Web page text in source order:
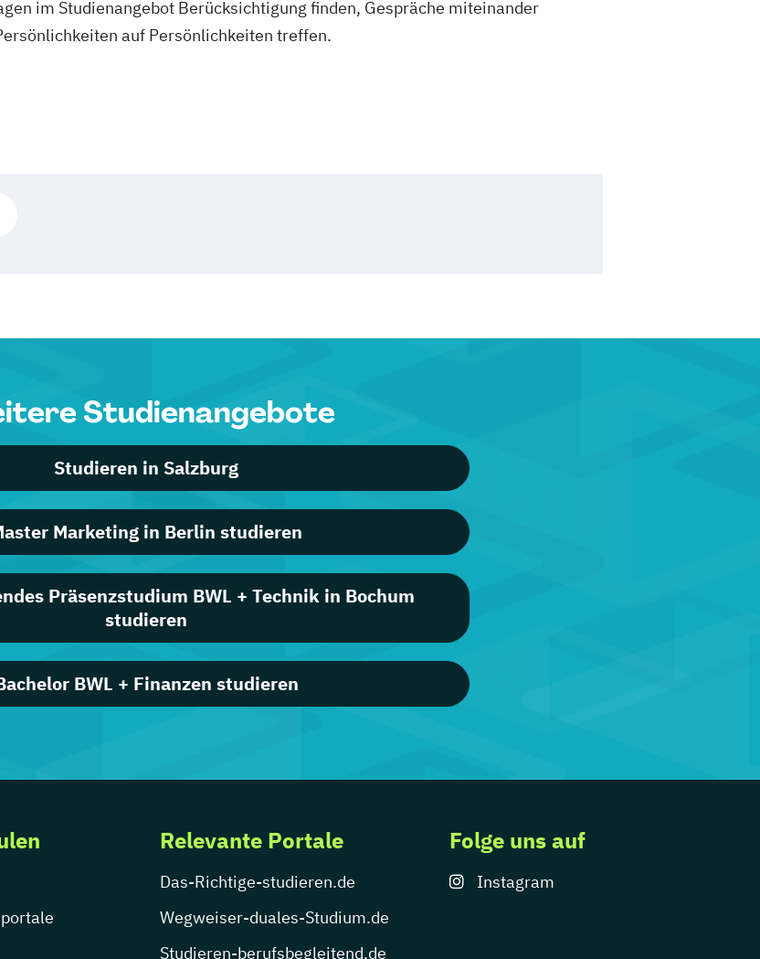
im Studienangebot Berücksichtigung finden, Gespräche miteinander
auf Persönlichkeiten treffen.
Studienangebote
Studieren in Salzburg
Marketing in Berlin studieren
Präsenzstudium BWL + Technik in Bochum
studieren
BWL + Finanzen studieren
Relevante Portale
Das-Richtige-studieren.de
Wegweiser-duales-Studium.de
Studieren-berufsbegleitend.de
Folge uns auf
Instagram